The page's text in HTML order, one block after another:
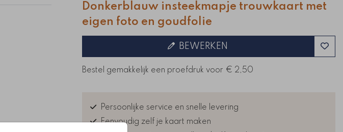
Donkerblauw insteekmapje trouwkaart met
eigen foto en goudfolie
BEWERKEN
Bestel gemakkelijk een proefdruk voor € 2,50
Persoonlijke service en snelle levering
Eenvoudig zelf je kaart maken